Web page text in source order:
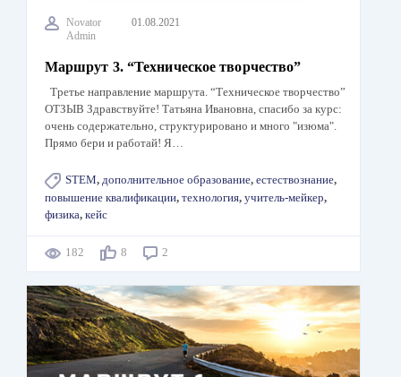
Novator
Admin
01.08.2021
Маршрут 3. “Техническое творчество”
Третье направление маршрута. “Техническое творчество”
ОТЗЫВ Здравствуйте! Татьяна Ивановна, спасибо за курс:
очень содержательно, структурировано и много "изюма".
Прямо бери и работай! Я…
STEM, дополнительное образование, естествознание,
повышение квалификации, технология, учитель-мейкер,
физика, кейс
182 8 2